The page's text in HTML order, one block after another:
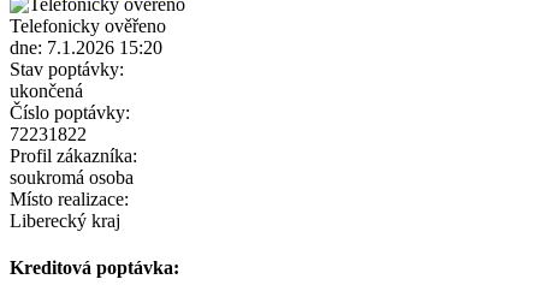
Telefonicky ověřeno
dne: 7.1.2026 15:20
Stav poptávky:
ukončená
Číslo poptávky:
72231822
Profil zákazníka:
soukromá osoba
Místo realizace:
Liberecký kraj
Kreditová poptávka: